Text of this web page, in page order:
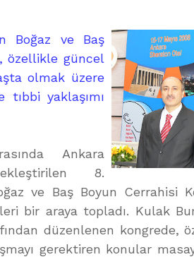
Boğaz ve Baş
özellikle güncel
olmak üzere
yaklaşımı
Ankara
8.
ve Baş Boyun Cerrahisi
bir araya topladı. Kulak
düzenlenen kongrede,
gerektiren konular